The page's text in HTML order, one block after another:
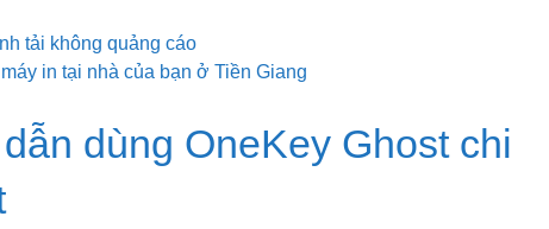
tải không quảng cáo
in tại nhà của bạn ở Tiền Giang
dùng OneKey Ghost chi